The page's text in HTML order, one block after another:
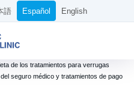
語 Español English
de los tratamientos para verrugas
seguro médico y tratamientos de pago